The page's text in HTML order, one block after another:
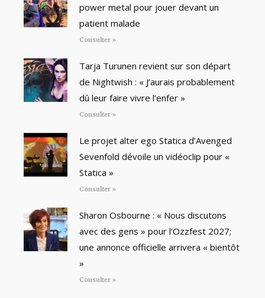
power metal pour jouer devant un
patient malade
Consulter »
Tarja Turunen revient sur son départ
de Nightwish : « J’aurais probablement
dû leur faire vivre l’enfer »
Consulter »
Le projet alter ego Statica d’Avenged
Sevenfold dévoile un vidéoclip pour «
Statica »
Consulter »
Sharon Osbourne : « Nous discutons
avec des gens » pour l’Ozzfest 2027;
une annonce officielle arrivera « bientôt
»
Consulter »